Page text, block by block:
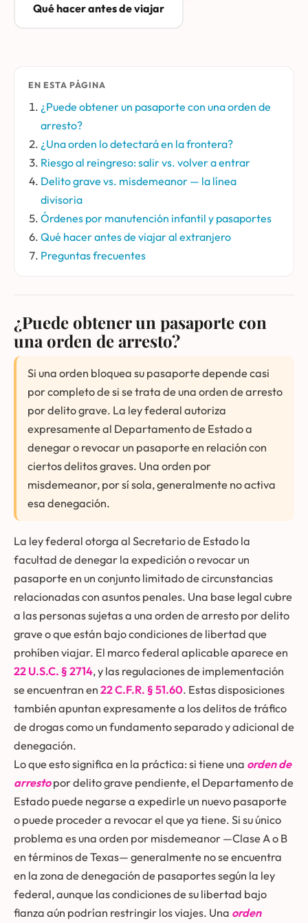
Qué hacer antes de viajar
EN ESTA PÁGINA
¿Puede obtener un pasaporte con una orden de
arresto?
¿Una orden lo detectará en la frontera?
Riesgo al reingreso: salir vs. volver a entrar
Delito grave vs. misdemeanor — la línea
divisoria
Órdenes por manutención infantil y pasaportes
Qué hacer antes de viajar al extranjero
Preguntas frecuentes
¿Puede obtener un pasaporte con
una orden de arresto?
Si una orden bloquea su pasaporte depende casi
por completo de si se trata de una orden de arresto
por delito grave. La ley federal autoriza
expresamente al Departamento de Estado a
denegar o revocar un pasaporte en relación con
ciertos delitos graves. Una orden por
misdemeanor, por sí sola, generalmente no activa
esa denegación.
La ley federal otorga al Secretario de Estado la
facultad de denegar la expedición o revocar un
pasaporte en un conjunto limitado de circunstancias
relacionadas con asuntos penales. Una base legal cubre
a las personas sujetas a una orden de arresto por delito
grave o que están bajo condiciones de libertad que
prohíben viajar. El marco federal aplicable aparece en
22 U.S.C. § 2714, y las regulaciones de implementación
se encuentran en 22 C.F.R. § 51.60. Estas disposiciones
también apuntan expresamente a los delitos de tráfico
de drogas como un fundamento separado y adicional de
denegación.
Lo que esto significa en la práctica: si tiene una orden de
arrestopor delito grave pendiente, el Departamento de
Estado puede negarse a expedirle un nuevo pasaporte
o puede proceder a revocar el que ya tiene. Si su único
problema es una orden por misdemeanor —Clase A o B
en términos de Texas— generalmente no se encuentra
en la zona de denegación de pasaportes según la ley
federal, aunque las condiciones de su libertad bajo
fianza aún podrían restringir los viajes. Una orden